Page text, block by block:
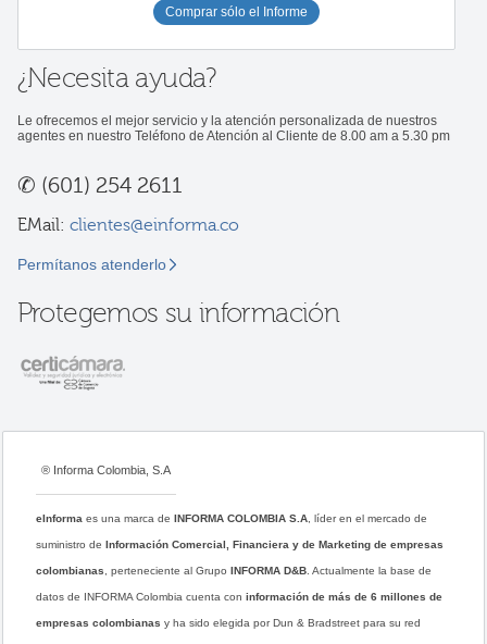
Comprar sólo el Informe
¿Necesita ayuda?
Le ofrecemos el mejor servicio y la atención personalizada de nuestros
agentes en nuestro Teléfono de Atención al Cliente de 8.00 am a 5.30 pm
✆ (601) 254 2611
EMail: clientes@einforma.co
Permítanos atenderlo
Protegemos su información
® Informa Colombia, S.A
eInforma es una marca deINFORMA COLOMBIA S.A , líder en el mercado de
suministro deInformación Comercial, Financiera y de Marketing de empresas
colombianas , perteneciente al GrupoINFORMA D&B . Actualmente la base de
datos de INFORMA Colombia cuenta coninformación de más de 6 millones de
empresas colombianas y ha sido elegida por Dun & Bradstreet para su red